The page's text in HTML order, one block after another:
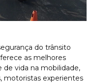
do trânsito
as melhores
vida na mobilidade,
motoristas experientes